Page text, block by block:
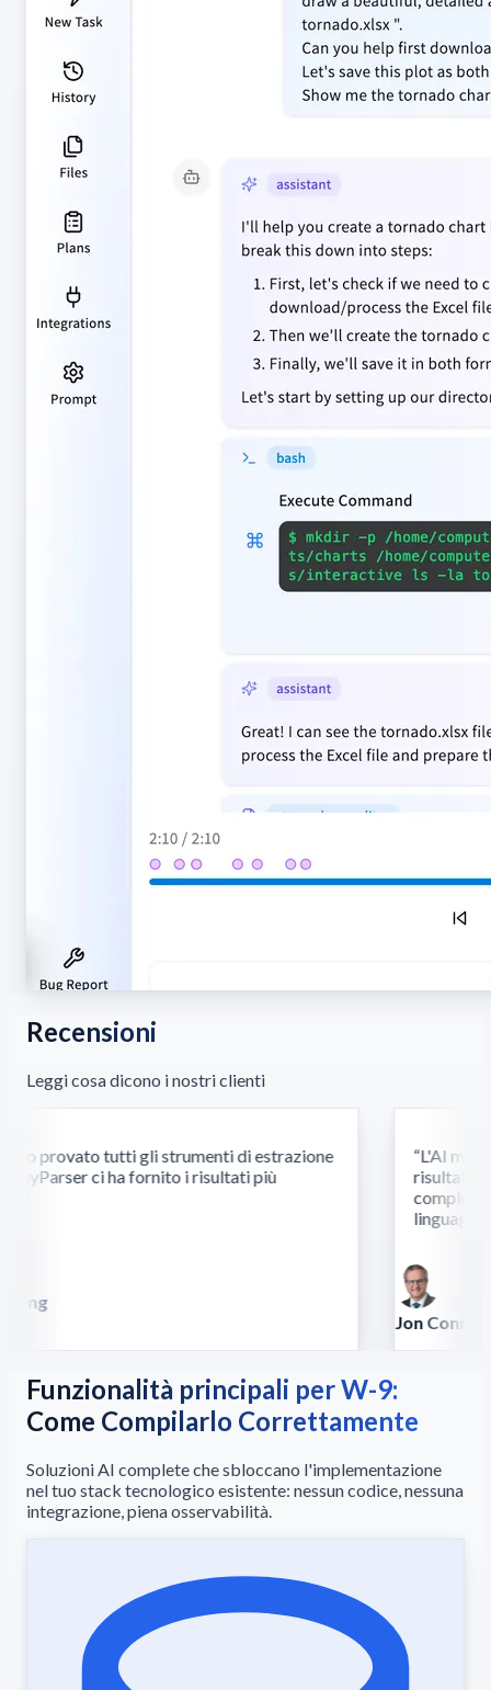
Recensioni
Leggi cosa dicono i nostri clienti
provato tutti gli strumenti di estrazione
ci ha fornito i risultati più
L'AI
risultati
complessi
linguaggio.
Jon Conradt
Funzionalità principali per W-9:
Come Compilarlo Correttamente
Soluzioni AI complete che sbloccano l'implementazione
nel tuo stack tecnologico esistente: nessun codice, nessuna
integrazione, piena osservabilità.